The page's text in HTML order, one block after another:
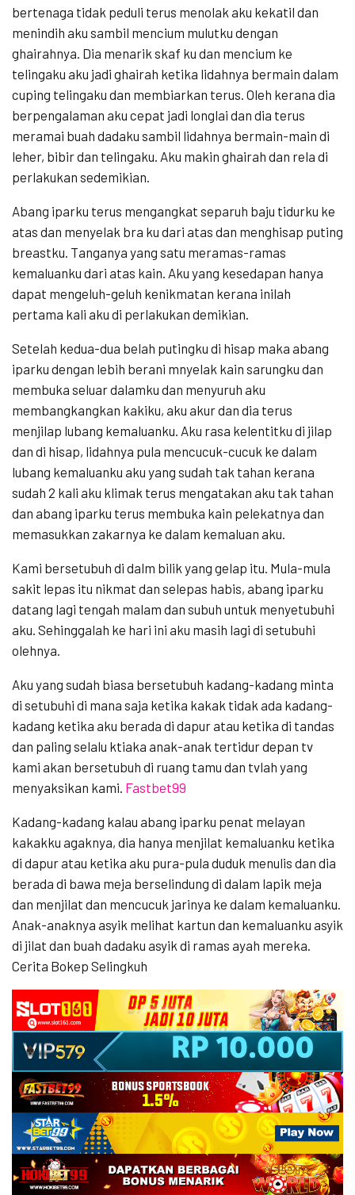
bertenaga tidak peduli terus menolak aku kekatil dan
menindih aku sambil mencium mulutku dengan
ghairahnya. Dia menarik skaf ku dan mencium ke
telingaku aku jadi ghairah ketika lidahnya bermain dalam
cuping telingaku dan membiarkan terus. Oleh kerana dia
berpengalaman aku cepat jadi longlai dan dia terus
meramai buah dadaku sambil lidahnya bermain-main di
leher, bibir dan telingaku. Aku makin ghairah dan rela di
perlakukan sedemikian.
Abang iparku terus mengangkat separuh baju tidurku ke
atas dan menyelak bra ku dari atas dan menghisap puting
breastku. Tanganya yang satu meramas-ramas
kemaluanku dari atas kain. Aku yang kesedapan hanya
dapat mengeluh-geluh kenikmatan kerana inilah
pertama kali aku di perlakukan demikian.
Setelah kedua-dua belah putingku di hisap maka abang
iparku dengan lebih berani mnyelak kain sarungku dan
membuka seluar dalamku dan menyuruh aku
membangkangkan kakiku, aku akur dan dia terus
menjilap lubang kemaluanku. Aku rasa kelentitku di jilap
dan di hisap, lidahnya pula mencucuk-cucuk ke dalam
lubang kemaluanku aku yang sudah tak tahan kerana
sudah 2 kali aku klimak terus mengatakan aku tak tahan
dan abang iparku terus membuka kain pelekatnya dan
memasukkan zakarnya ke dalam kemaluan aku.
Kami bersetubuh di dalm bilik yang gelap itu. Mula-mula
sakit lepas itu nikmat dan selepas habis, abang iparku
datang lagi tengah malam dan subuh untuk menyetubuhi
aku. Sehinggalah ke hari ini aku masih lagi di setubuhi
olehnya.
Aku yang sudah biasa bersetubuh kadang-kadang minta
di setubuhi di mana saja ketika kakak tidak ada kadang-
kadang ketika aku berada di dapur atau ketika di tandas
dan paling selalu ktiaka anak-anak tertidur depan tv
kami akan bersetubuh di ruang tamu dan tvlah yang
menyaksikan kami. Fastbet99
Kadang-kadang kalau abang iparku penat melayan
kakakku agaknya, dia hanya menjilat kemaluanku ketika
di dapur atau ketika aku pura-pula duduk menulis dan dia
berada di bawa meja berselindung di dalam lapik meja
dan menjilat dan mencucuk jarinya ke dalam kemaluanku.
Anak-anaknya asyik melihat kartun dan kemaluanku asyik
di jilat dan buah dadaku asyik di ramas ayah mereka.
Cerita Bokep Selingkuh